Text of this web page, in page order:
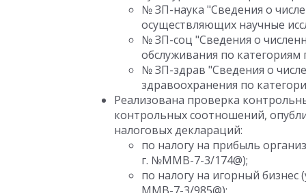
№ ЗП-наука "Сведения о
осуществляющих научные
№ ЗП-соц "Сведения о
обслуживания по категориям
№ ЗП-здрав "Сведения о
здравоохранения по
Реализована проверка
контрольных соотношений,
налоговых деклараций:
по налогу на прибыль
г. №ММВ-7-3/174@);
по налогу на игорный